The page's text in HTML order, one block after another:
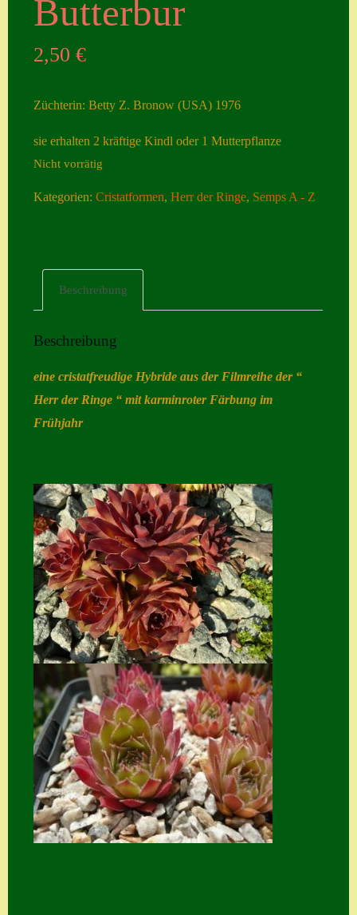
ngen
Neuheiten
Home
Kontakt
Mein Konto
Naturformen
S. x nixonii
Semps die ich
suche
Semps von A – Z
Shop
Suche
Sue Thomas
Translator
Versand
Butterbur
2,50€
Züchterin: Betty Z. Bronow (USA) 1976
sie erhalten 2 kräftige Kindl oder 1 Mutterpflanze
Nicht vorrätig
Kategorien:Cristatformen,Herr der Ringe, Semps A - Z
Beschreibung
Beschreibung
eine cristatfreudige Hybride aus der Filmreihe der “
Herr der Ringe “ mit karminroter Färbung im
Frühjahr